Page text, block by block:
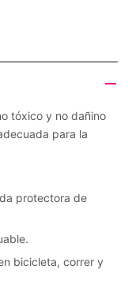
tóxico y no dañino
para la
protectora de
bicicleta, correr y